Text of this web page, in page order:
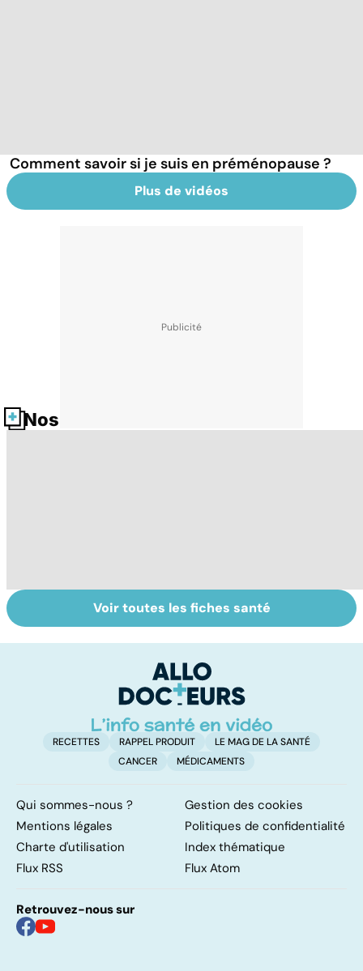
Comment savoir si je suis en préménopause ?
Plus de vidéos
Nos fiches santé
Dérèglement
hormonal : et si
Tout savoir sur
les infections
Voir toutes les fiches santé
RECETTES RAPPEL PRODUIT
LE MAG DE LA SANTÉ
CANCER
MÉDICAMENTS
Qui sommes-nous ?
Gestion des cookies
Mentions légales
Politiques de confidentialité
Charte d'utilisation
Index thématique
Flux RSS
Flux Atom
Retrouvez-nous sur